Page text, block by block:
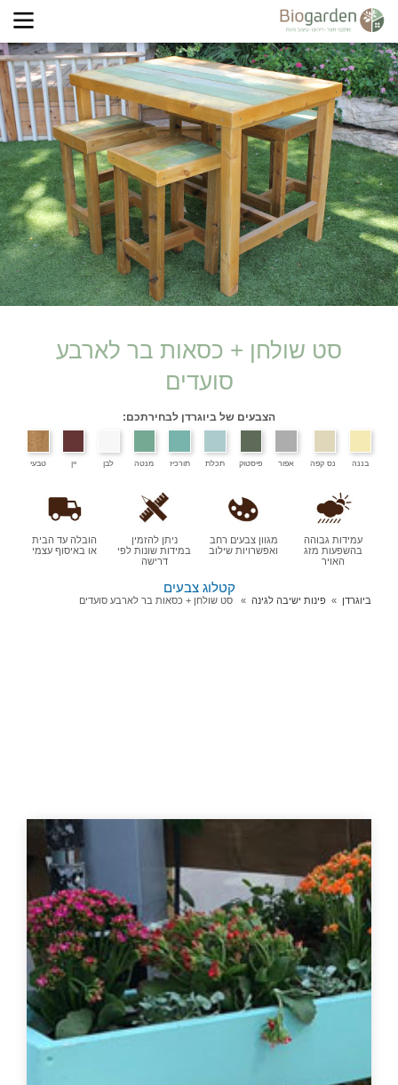
סט שולחן + כסאות בר לארבע
סועדים
הצבעים של ביוגרדן לבחירתכם:
בננה נס קפה אפור פיסטוק תכלת תורכיז מנטה לבן יין טבעי
עמידות גבוהה
בהשפעות מזג
האויר
מגוון צבעים רחב
ואפשרויות שילוב
ניתן להזמין
במידות שונות לפי
דרישה
הובלה עד הבית
או באיסוף עצמי
קטלוג צבעים
ביוגרדן פינות ישיבה לגינה סט שולחן + כסאות בר לארבע סועדים